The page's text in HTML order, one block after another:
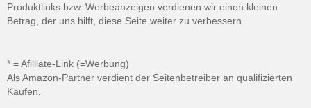
Produktlinks bzw. Werbeanzeigen verdienen wir einen kleinen
Betrag, der uns hilft, diese Seite weiter zu verbessern.
* = Afilliate-Link (=Werbung)
Als Amazon-Partner verdient der Seitenbetreiber an qualifizierten
Käufen.